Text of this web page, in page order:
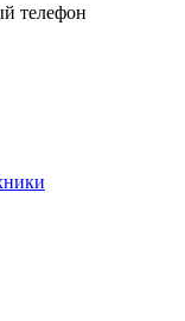
телефон